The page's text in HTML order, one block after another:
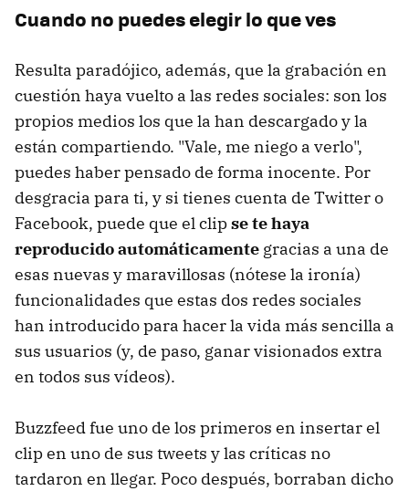
Cuando no puedes elegir lo que ves
Resulta paradójico, además, que la grabación en
cuestión haya vuelto a las redes sociales: son los
propios medios los que la han descargado y la
están compartiendo. "Vale, me niego a verlo",
puedes haber pensado de forma inocente. Por
desgracia para ti, y si tienes cuenta de Twitter o
Facebook, puede que el clipse te haya
reproducido automáticamente gracias a una de
esas nuevas y maravillosas (nótese la ironía)
funcionalidades que estas dos redes sociales
han introducido para hacer la vida más sencilla a
sus usuarios (y, de paso, ganar visionados extra
en todos sus vídeos).
Buzzfeed fue uno de los primeros en insertar el
clip en uno de sus tweets y las críticas no
tardaron en llegar. Poco después, borraban dicho